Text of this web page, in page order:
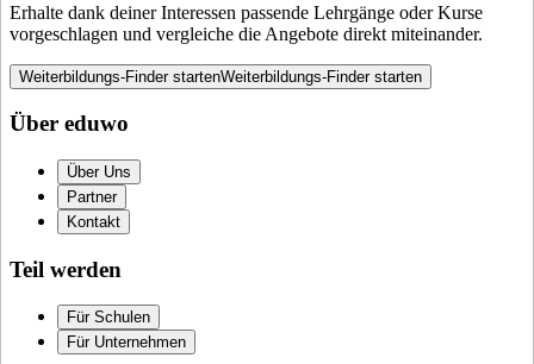
Erhalte dank deiner Interessen passende Lehrgänge oder Kurse
vorgeschlagen und vergleiche die Angebote direkt miteinander.
Weiterbildungs-Finder startenWeiterbildungs-Finder starten
Über eduwo
Über Uns
Partner
Kontakt
Teil werden
Für Schulen
Für Unternehmen